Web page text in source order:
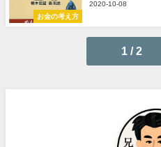
お金の考え方
2020-10-08
1 / 2